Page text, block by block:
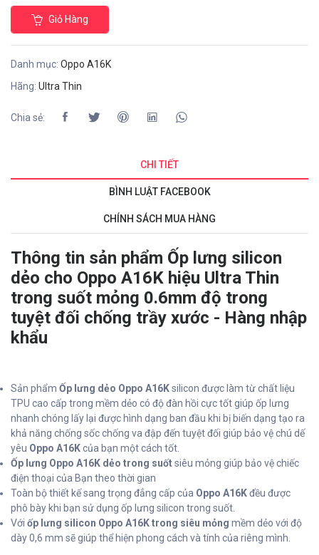
Giỏ Hàng
Danh mục: Oppo A16K
Hãng: Ultra Thin
Chia sẻ:
CHI TIẾT
BÌNH LUẬT FACEBOOK
CHÍNH SÁCH MUA HÀNG
Thông tin sản phẩm Ốp lưng silicon
dẻo cho Oppo A16K hiệu Ultra Thin
trong suốt mỏng 0.6mm độ trong
tuyệt đối chống trầy xước - Hàng nhập
khẩu
Sản phẩm Ốp lưng dẻo Oppo A16Ksilicon được làm từ chất liệu
TPU cao cấp trong mềm dẻo có độ đàn hồi cực tốt giúp ốp lưng
nhanh chóng lấy lại được hình dạng ban đầu khi bị biến dạng tạo ra
khả năng chống sốc chống va đập đến tuyệt đối giúp bảo vệ chú dế
yêu Oppo A16Kcủa bạn một cách tốt.
Ốp lưng Oppo A16K dẻo trong suốtsiêu mỏng giúp bảo vệ chiếc
điện thoại của Bạn theo thời gian
Toàn bộ thiết kế sang trọng đẳng cấp của Oppo A16Kđều được
phô bày khi bạn sử dụng ốp lưng silicon trong suốt.
Với ốp lưng silicon Oppo A16K trong siêu mỏng mềm dẻo với độ
dày 0,6 mm sẽ giúp thể hiện phong cách và tính của riêng mình.